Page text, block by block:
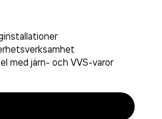
med järn- och VVS-varor